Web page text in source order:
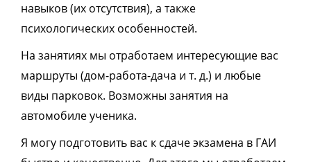
навыков (их отсутствия), а также
психологических особенностей.
На занятиях мы отработаем интересующие вас
маршруты (дом-работа-дача и т. д.) и любые
виды парковок. Возможны занятия на
автомобиле ученика.
Я могу подготовить вас к сдаче экзамена в ГАИ